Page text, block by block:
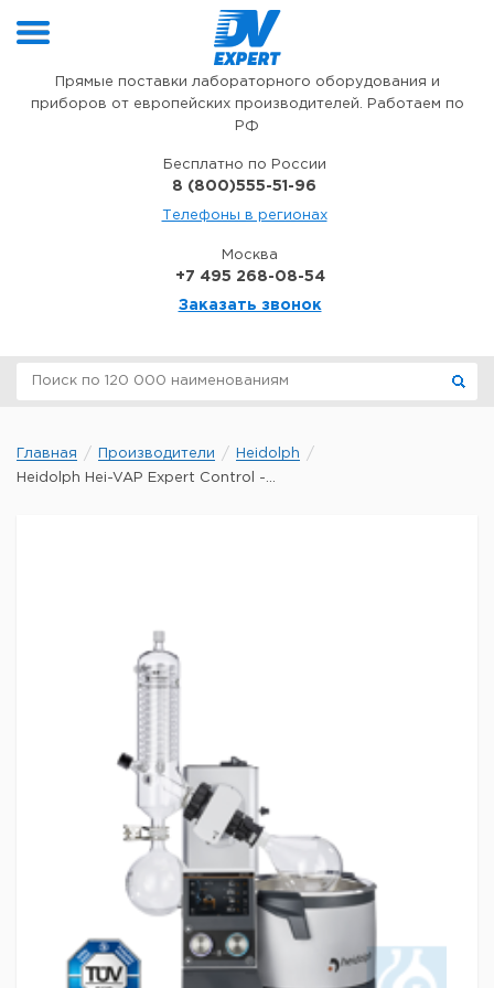
Прямые поставки лабораторного оборудования и
приборов от европейских производителей. Работаем по
РФ
Бесплатно по России
8 (800)555-51-96
Телефоны в регионах
Москва
+7 495 268-08-54
Заказать звонок
Главная Производители
Heidolph
Heidolph Hei-VAP Expert Control -...